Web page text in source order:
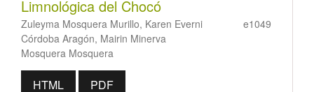
Limnológica del Chocó
Zuleyma Mosquera Murillo, Karen Everni
Córdoba Aragón, Mairin Minerva
Mosquera Mosquera
e1049
HTML PDF